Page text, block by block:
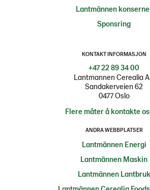
Lantmännen
Sponsring
KONTAKT INFORMASJON
+47 22 89 34 00
Lantmannen Cerealia
Sandakerveien 62
0477 Oslo
Flere måter å kontakte
ANDRA WEBBPLATSER
Lantmännen Energi
Lantmännen Maskin
Lantmännen Lantbruk